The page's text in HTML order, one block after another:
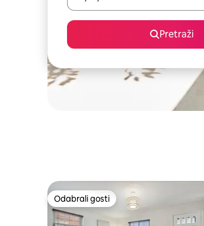
Pretraži
Odabrali gosti
Odabrali gosti